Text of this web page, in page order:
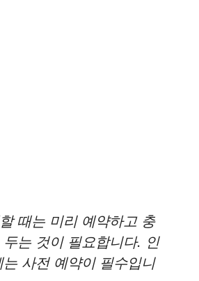
때는 미리 예약하고 충
는 것이 필요합니다. 인
사전 예약이 필수입니